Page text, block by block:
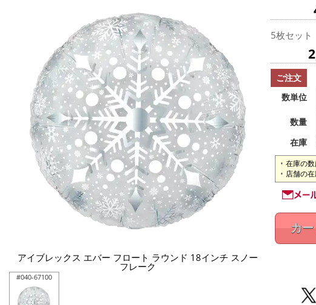
アイブレックス エバー フロート ラウンド 18インチ スノー
フレーク
#040-67100
5枚セット
ご注文
数単位
数量
在庫
在庫の数
店舗の
カ